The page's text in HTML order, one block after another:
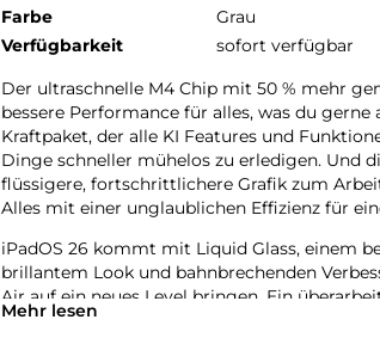
Farbe
Grau
Verfügbarkeit
sofort verfügbar
Der ultraschnelle M4 Chip mit 50 % mehr
bessere Performance für alles, was du
Kraftpaket, der alle KI Features und
Dinge schneller mühelos zu erledigen. Und
flüssigere, fortschrittlichere Grafik zum
Alles mit einer unglaublichen Effizienz für
iPadOS 26 kommt mit Liquid Glass, einem
brillantem Look und bahnbrechenden
Air auf ein neues Level bringen. Ein
mehr Möglichkeiten und Flexibilität als je
Mehr lesen